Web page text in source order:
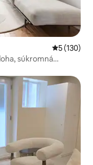
Priemerné
5 (130)
súkromná